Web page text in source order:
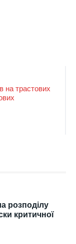
на трастових
розподілу
критичної